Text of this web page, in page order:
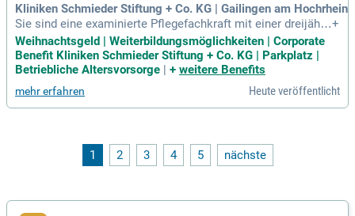
Sankt Michael, Markus Bonserio, Prinz-Fritzi-Allee 1, 78166
Donaueschingen.
Kliniken Schmieder Stiftung + Co. KG | Gailingen am Hochrhein
Sie sind eine examinierte Pflegefachkraft mit einer dreijähri
gen Ausbildung? Wir bieten Ihnen eine attraktive Vergütung
und zusätzliche Urlaubs- und Weihnachtsgeldzahlungen. Ge
nießen Sie geregelte Arbeitszeiten mit einer 39-Stunden-Wo
on 30 Tagen Urlaub sowie individuellen Teilzeitmodellen un
d Unterstützung bei der Wohnungssuche. Unsere strukturier
Teams und profitieren Sie von vielseitigen Mitarbeiter:innen
vergünstigungen!
+
Weihnachtsgeld | Weiterbildungsmöglichkeiten | Corporate
Benefit Kliniken Schmieder Stiftung + Co. KG | Parkplatz |
Betriebliche Altersvorsorge
+ weitere Benefits
mehr erfahren Heute veröffentlicht
1 2 3 4 5 nächste